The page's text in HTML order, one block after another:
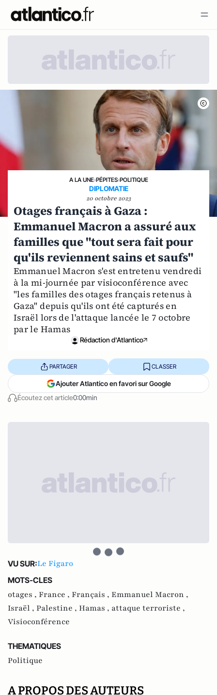
A LA UNE›PÉPITES›POLITIQUE
DIPLOMATIE
20 octobre 2023
Otages français à Gaza :
Emmanuel Macron a assuré aux
familles que "tout sera fait pour
qu'ils reviennent sains et saufs"
Emmanuel Macron s'est entretenu vendredi
à la mi-journée par visioconférence avec
"les familles des otages français retenus à
Gaza" depuis qu'ils ont été capturés en
Israël lors de l'attaque lancée le 7 octobre
par le Hamas
Rédaction d'Atlantico
Écoutez cet article0:00min
PARTAGER CLASSER
Ajouter Atlantico en favori sur Google
VU SUR:Le Figaro
MOTS-CLES
otages , France , Français , Emmanuel Macron ,
Israël , Palestine , Hamas , attaque terroriste ,
Visioconférence
THEMATIQUES
Politique
A PROPOS DES AUTEURS